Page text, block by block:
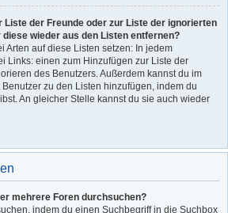
Liste der Freunde oder zur Liste der ignorierten
diese wieder aus den Listen entfernen?
Arten auf diese Listen setzen: In jedem
Links: einen zum Hinzufügen zur Liste der
des Benutzers. Außerdem kannst du im
zu den Listen hinzufügen, indem du
An gleicher Stelle kannst du sie auch wieder
mehrere Foren durchsuchen?
indem du einen Suchbegriff in die Suchbox